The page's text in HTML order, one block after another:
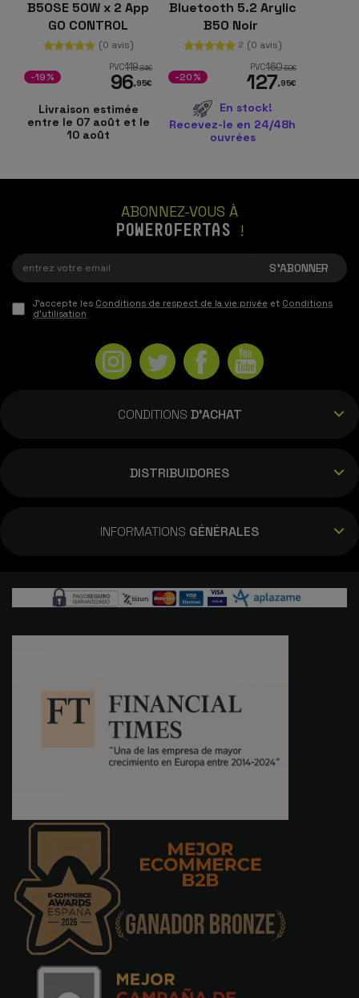
B50SE 50W x 2 App
GO CONTROL
Amplificateur
Stéréo
(0 avis)
PVC119,84€
96,95€
-19%
Livraison estimée
entre le 07 août et le
10 août
Bluetooth 5.2 Arylic
B50 Noir
2 (0 avis)
PVC160,59€
127,95€
-20%
En stock!
Recevez-le en 24/48h
ouvrées
ABONNEZ-VOUS À
POWEROFERTAS !
J'accepte les Conditions de respect de la vie privée et Conditions
d'utilisation
CONDITIONS D'ACHAT
DISTRIBUIDORES
INFORMATIONS GÉNÉRALES